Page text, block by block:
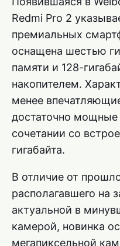
Redmi Pro 2
премиальных
оснащена шестью
памяти и 128-
накопителем.
менее
достаточно
сочетании со
гигабайта.
В отличие от
располагавшего на
актуальной в
камерой, новинка
мегапиксельной